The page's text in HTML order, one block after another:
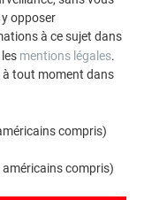
opposer
à ce sujet dans
mentions légales.
à tout moment dans
compris)
compris)